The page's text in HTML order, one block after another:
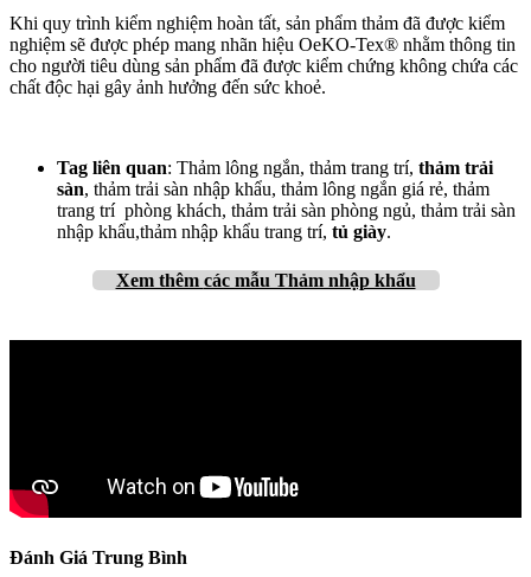
Khi quy trình kiểm nghiệm hoàn tất, sản phẩm thảm đã được kiểm
nghiệm sẽ được phép mang nhãn hiệu OeKO-Tex® nhằm thông tin
cho người tiêu dùng sản phẩm đã được kiểm chứng không chứa các
chất độc hại gây ảnh hưởng đến sức khoẻ.
Tag liên quan: Thảm lông ngắn, thảm trang trí, thảm trải
sàn, thảm trải sàn nhập khẩu, thảm lông ngắn giá rẻ, thảm
trang trí phòng khách, thảm trải sàn phòng ngủ, thảm trải sàn
nhập khẩu,thảm nhập khẩu trang trí, tủ giày.
Xem thêm các mẫu Thảm nhập khẩu
Đánh Giá Trung Bình